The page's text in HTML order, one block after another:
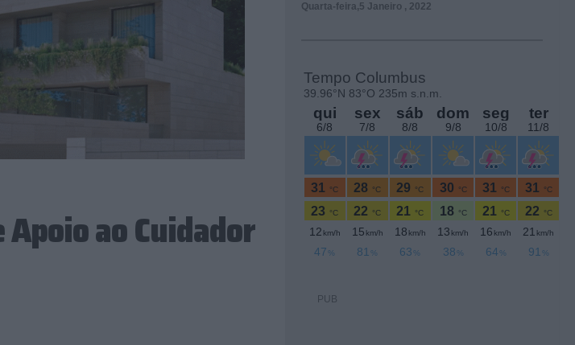
ao Cuidador
Quarta-feira,5 Janeiro , 2022
PUB